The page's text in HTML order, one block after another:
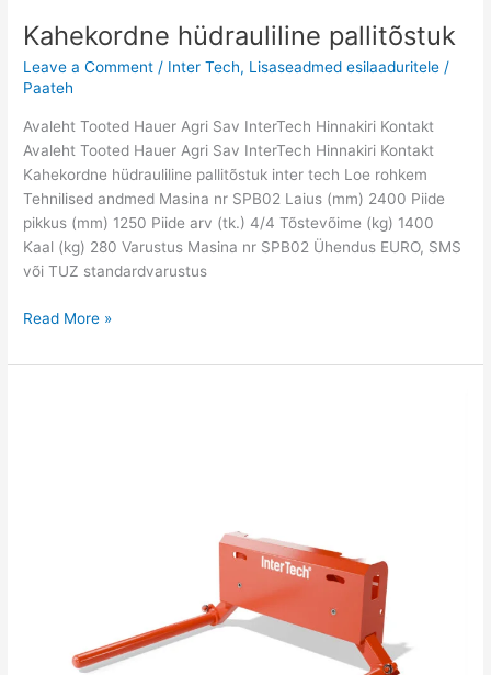
Kahekordne hüdrauliline pallitõstuk
Leave a Comment / Inter Tech, Lisaseadmed esilaaduritele /
Paateh
Avaleht Tooted Hauer Agri Sav InterTech Hinnakiri Kontakt
Avaleht Tooted Hauer Agri Sav InterTech Hinnakiri Kontakt
Kahekordne hüdrauliline pallitõstuk inter tech Loe rohkem
Tehnilised andmed Masina nr SPB02 Laius (mm) 2400 Piide
pikkus (mm) 1250 Piide arv (tk.) 4/4 Tõstevõime (kg) 1400
Kaal (kg) 280 Varustus Masina nr SPB02 Ühendus EURO, SMS
või TUZ standardvarustus
Read More »